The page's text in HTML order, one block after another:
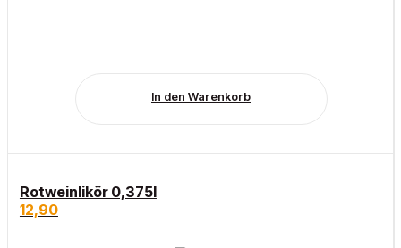
In den Warenkorb
Rotweinlikör 0,375l
12,90